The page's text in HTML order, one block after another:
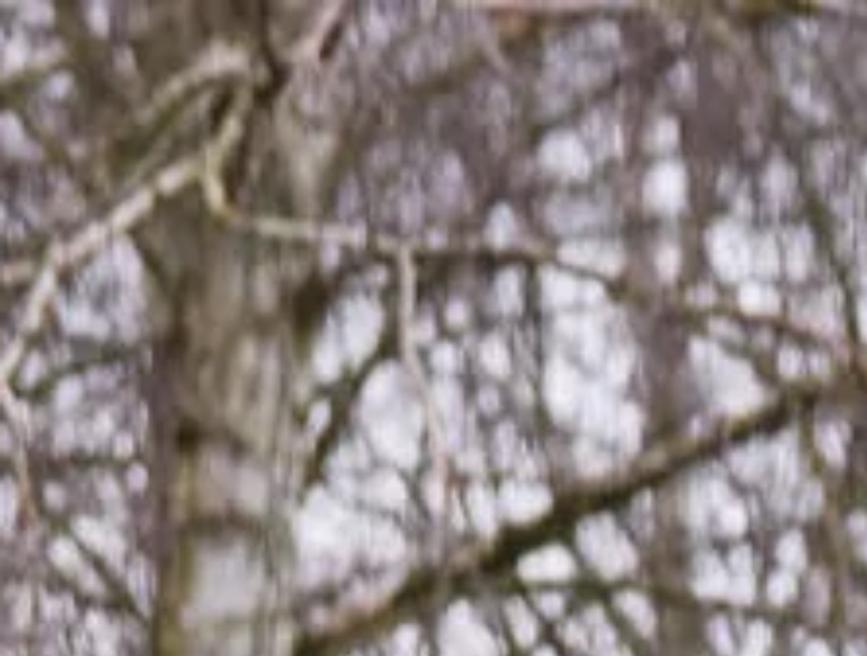
Openingstijden
Contact
De huidige taal van de website is Nederlands